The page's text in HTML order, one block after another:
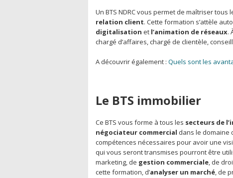
Un BTS NDRC vous permet de maîtriser tous
relation client. Cette formation s’attèle
digitalisation et l’animation de réseaux.
chargé d’affaires, chargé de clientèle,
A découvrir également : Quels sont les
Le BTS immobilier
Ce BTS vous forme à tous les secteurs de
négociateur commercial dans le domaine
compétences nécessaires pour avoir une
qui vous seront transmises pourront être
marketing, de gestion commerciale, de
cette formation, d’analyser un marché, de